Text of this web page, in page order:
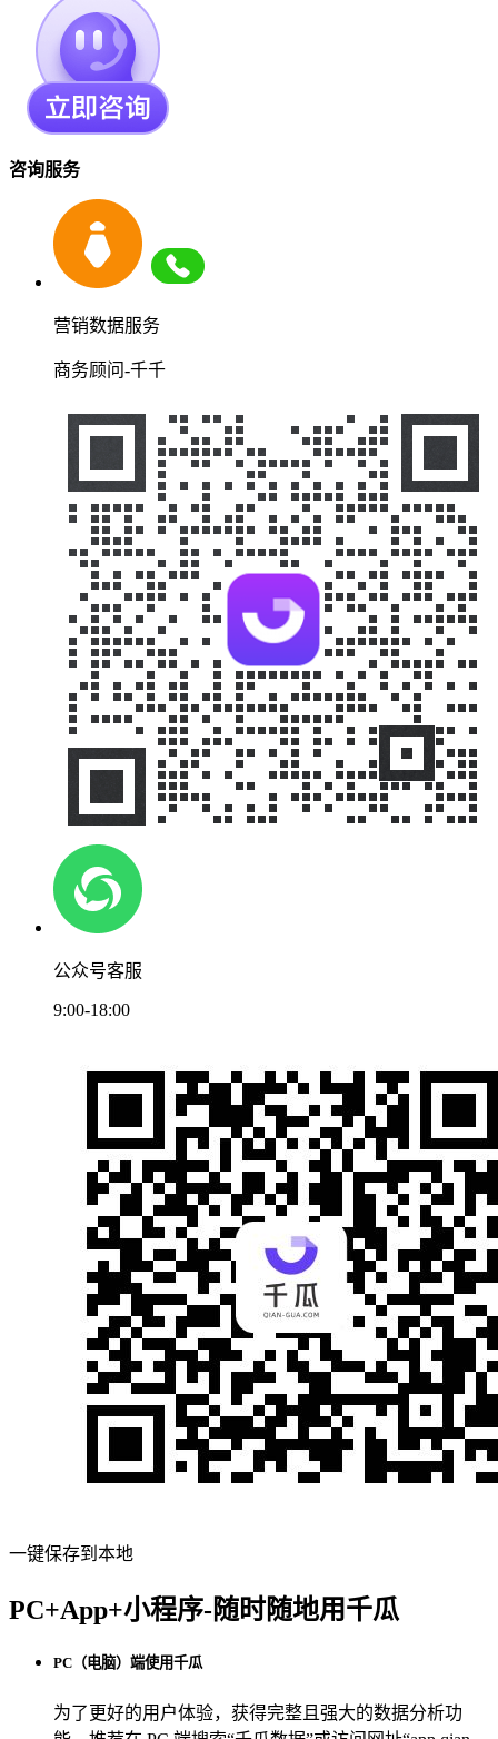
咨询服务
营销数据服务
商务顾问-千千
公众号客服
9:00-18:00
一键保存到本地
PC+App+小程序-随时随地用千瓜
PC（电脑）端使用千瓜
为了更好的用户体验，获得完整且强大的数据分析功